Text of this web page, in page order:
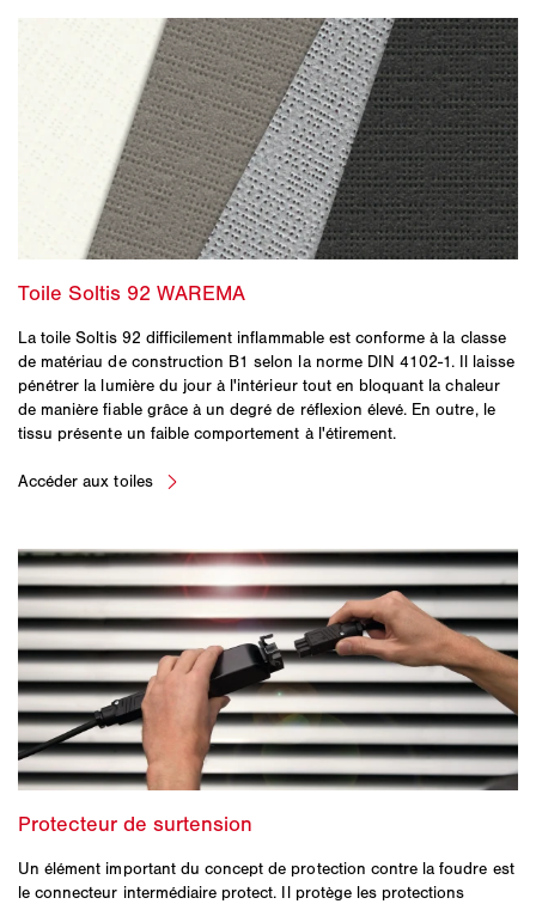
La toile Soltis 92 difficilement inflammable est conforme à la classe
de matériau de construction B1 selon la norme DIN 4102-1. Il laisse
pénétrer la lumière du jour à l'intérieur tout en bloquant la chaleur
de manière fiable grâce à un degré de réflexion élevé. En outre, le
tissu présente un faible comportement à l'étirement.
Un élément important du concept de protection contre la foudre est
le connecteur intermédiaire protect. Il protège les protections